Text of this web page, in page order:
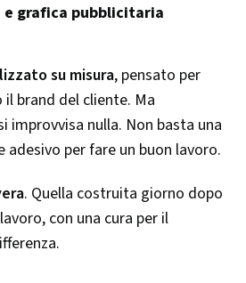
e grafica pubblicitaria
su misura, pensato per
brand del cliente. Ma
improvvisa nulla. Non basta una
adesivo per fare un buon lavoro.
. Quella costruita giorno dopo
con una cura per il